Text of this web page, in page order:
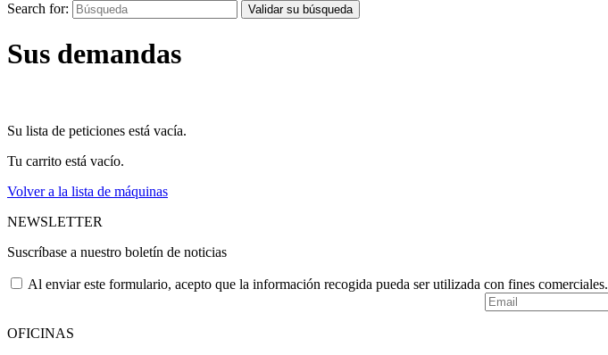
Search for: Validar su búsqueda
Sus demandas
Su lista de peticiones está vacía.
Tu carrito está vacío.
Volver a la lista de máquinas
NEWSLETTER
Suscríbase a nuestro boletín de noticias
Al enviar este formulario, acepto que la información recogida pueda ser utilizada con fines comerciales.
OFICINAS